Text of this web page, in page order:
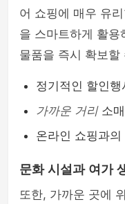
어 쇼핑에 매우 유
을 스마트하게 활
물품을 즉시 확보할
정기적인 할인
가까운 거리소매
온라인 쇼핑과
문화 시설과 여가
또한, 가까운 곳에